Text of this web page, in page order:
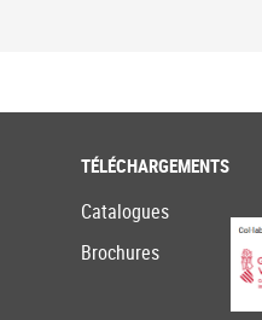
TÉLÉCHARGEMENTS
Catalogues
Brochures